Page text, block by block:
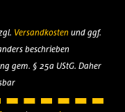
Versandkostenund ggf.
beschrieben
gem. § 25a UStG. Daher